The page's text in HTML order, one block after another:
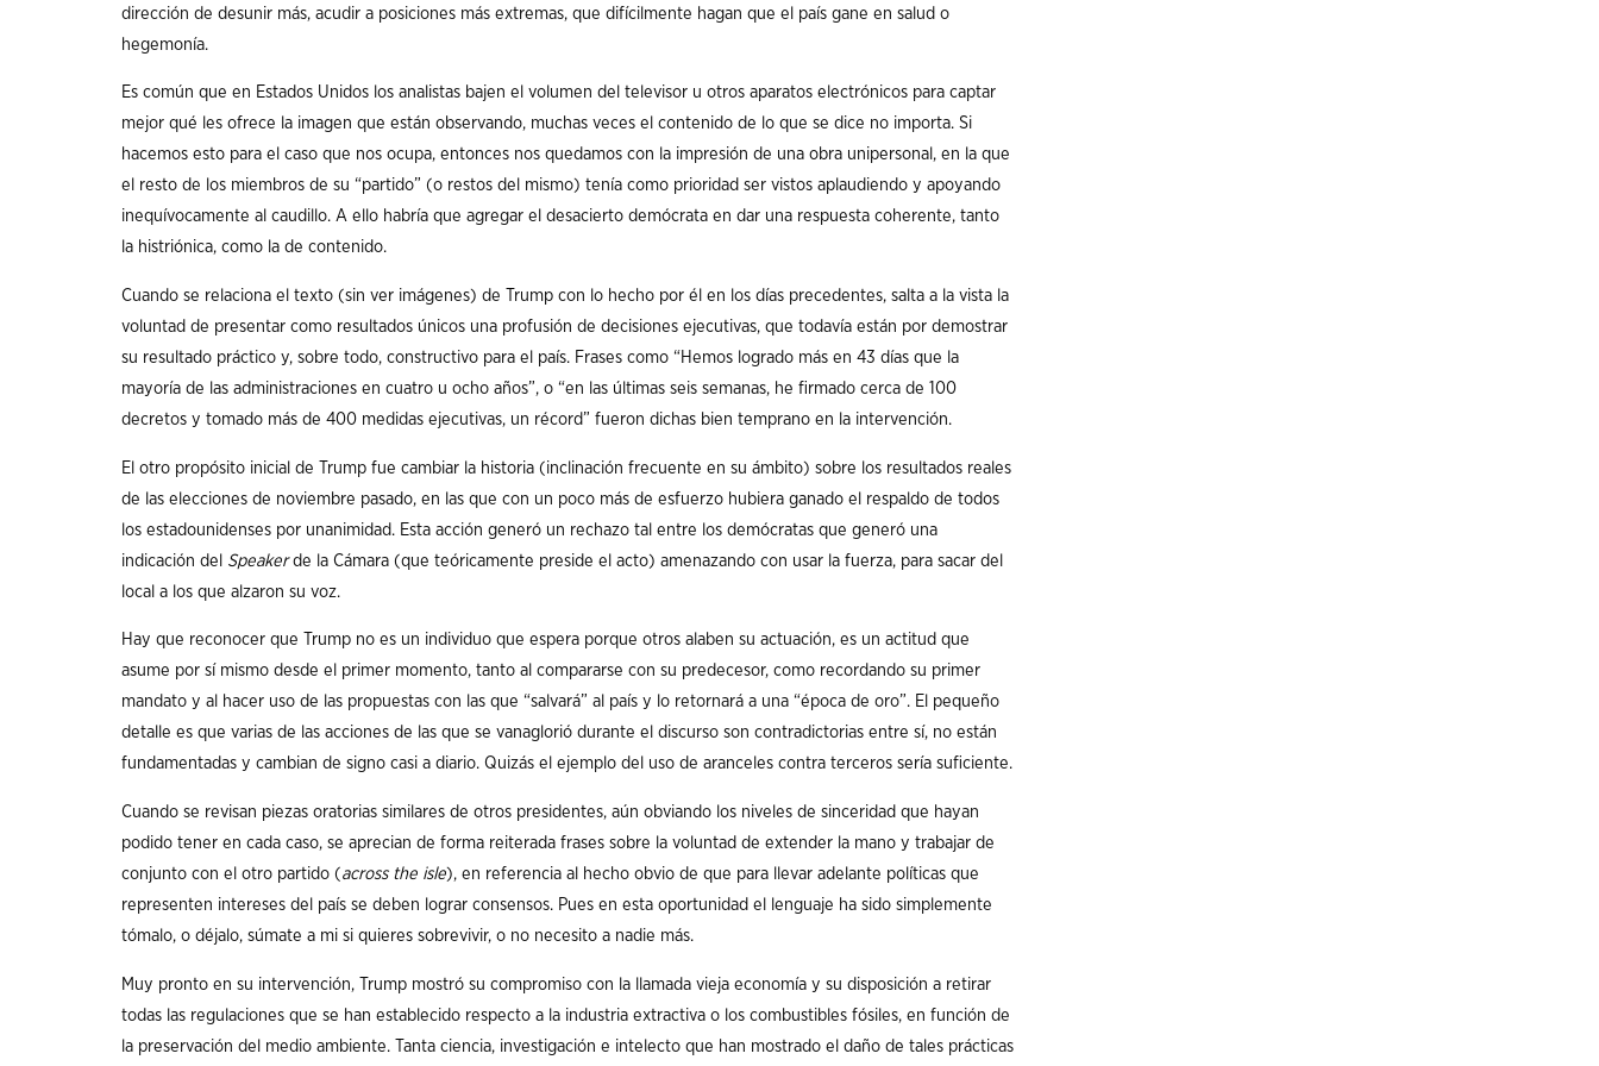
dirección de desunir más, acudir a posiciones más extremas, que difícilmente hagan que el país gane en salud o
hegemonía.
Es común que en Estados Unidos los analistas bajen el volumen del televisor u otros aparatos electrónicos para captar
mejor qué les ofrece la imagen que están observando, muchas veces el contenido de lo que se dice no importa. Si
hacemos esto para el caso que nos ocupa, entonces nos quedamos con la impresión de una obra unipersonal, en la que
el resto de los miembros de su “partido” (o restos del mismo) tenía como prioridad ser vistos aplaudiendo y apoyando
inequívocamente al caudillo. A ello habría que agregar el desacierto demócrata en dar una respuesta coherente, tanto
la histriónica, como la de contenido.
Cuando se relaciona el texto (sin ver imágenes) de Trump con lo hecho por él en los días precedentes, salta a la vista la
voluntad de presentar como resultados únicos una profusión de decisiones ejecutivas, que todavía están por demostrar
su resultado práctico y, sobre todo, constructivo para el país. Frases como “Hemos logrado más en 43 días que la
mayoría de las administraciones en cuatro u ocho años”, o “en las últimas seis semanas, he firmado cerca de 100
decretos y tomado más de 400 medidas ejecutivas, un récord” fueron dichas bien temprano en la intervención.
El otro propósito inicial de Trump fue cambiar la historia (inclinación frecuente en su ámbito) sobre los resultados reales
de las elecciones de noviembre pasado, en las que con un poco más de esfuerzo hubiera ganado el respaldo de todos
los estadounidenses por unanimidad. Esta acción generó un rechazo tal entre los demócratas que generó una
indicación del Speakerde la Cámara (que teóricamente preside el acto) amenazando con usar la fuerza, para sacar del
local a los que alzaron su voz.
Hay que reconocer que Trump no es un individuo que espera porque otros alaben su actuación, es un actitud que
asume por sí mismo desde el primer momento, tanto al compararse con su predecesor, como recordando su primer
mandato y al hacer uso de las propuestas con las que “salvará” al país y lo retornará a una “época de oro”. El pequeño
detalle es que varias de las acciones de las que se vanaglorió durante el discurso son contradictorias entre sí, no están
fundamentadas y cambian de signo casi a diario. Quizás el ejemplo del uso de aranceles contra terceros sería suficiente.
Cuando se revisan piezas oratorias similares de otros presidentes, aún obviando los niveles de sinceridad que hayan
podido tener en cada caso, se aprecian de forma reiterada frases sobre la voluntad de extender la mano y trabajar de
conjunto con el otro partido (across the isle), en referencia al hecho obvio de que para llevar adelante políticas que
representen intereses del país se deben lograr consensos. Pues en esta oportunidad el lenguaje ha sido simplemente
tómalo, o déjalo, súmate a mi si quieres sobrevivir, o no necesito a nadie más.
Muy pronto en su intervención, Trump mostró su compromiso con la llamada vieja economía y su disposición a retirar
todas las regulaciones que se han establecido respecto a la industria extractiva o los combustibles fósiles, en función de
la preservación del medio ambiente. Tanta ciencia, investigación e intelecto que han mostrado el daño de tales prácticas